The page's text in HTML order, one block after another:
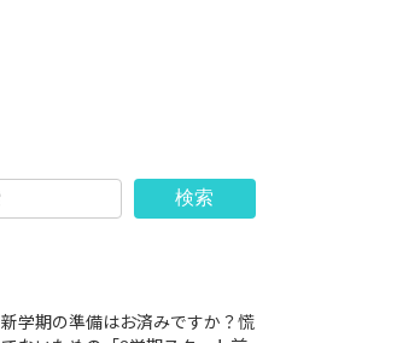
検索
新学期の準備はお済みですか？慌